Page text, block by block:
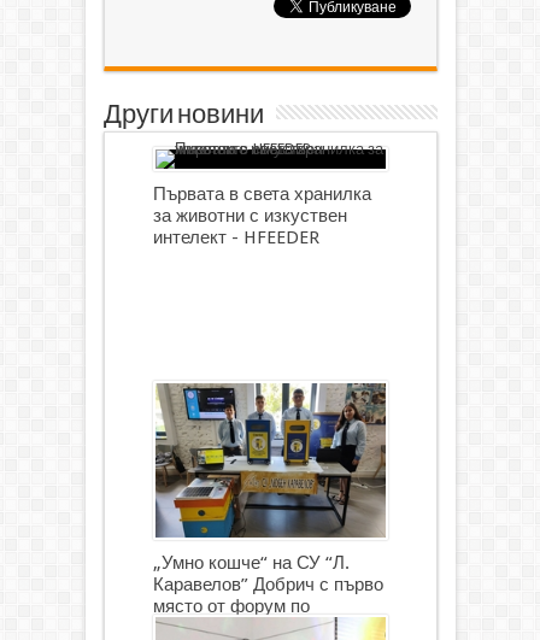
Други новини
Първата в света хранилка
за животни с изкуствен
интелект - HFEEDER
„Умно кошче“ на СУ “Л.
Каравелов” Добрич с първо
място от форум по
роботика